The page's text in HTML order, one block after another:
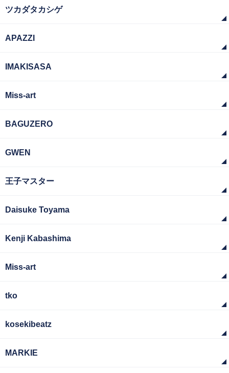
ツカダタカシゲ
APAZZI
IMAKISASA
Miss-art
BAGUZERO
GWEN
王子マスター
Daisuke Toyama
Kenji Kabashima
Miss-art
tko
kosekibeatz
MARKIE